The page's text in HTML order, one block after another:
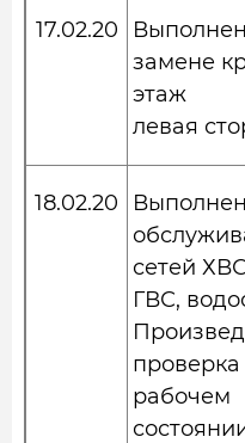
17.02.20
замене
этаж
левая
18.02.20
сетей
ГВС,
рабочем